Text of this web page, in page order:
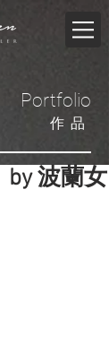
Portfolio
​作品
by 波蘭女